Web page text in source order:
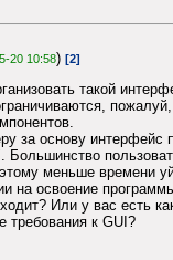
20 10:58) [2]
такой
за основу интерфейс
Большинство
меньше времени
на освоение
Или у вас есть
требования к GUI?